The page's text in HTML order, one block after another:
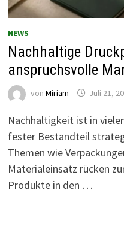
NEWS
Nachhaltige
anspruchsvolle
von Miriam Juli 21,
Nachhaltigkeit ist in
fester Bestandteil
Themen wie
Materialeinsatz rücken
Produkte in den …